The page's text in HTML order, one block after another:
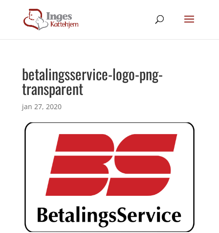
betalingsservice-logo-png-
transparent
jan 27, 2020